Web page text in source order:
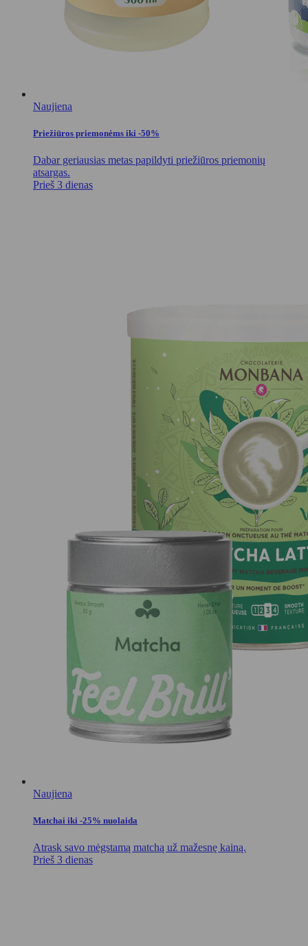
Naujiena
Priežiūros priemonėms iki -50%
Dabar geriausias metas papildyti priežiūros priemonių
atsargas.
Prieš 3 dienas
Naujiena
Matchai iki -25% nuolaida
Atrask savo mėgstamą matchą už mažesnę kainą.
Prieš 3 dienas